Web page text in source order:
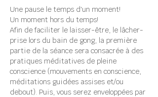
Une pause le temps d'un moment!
Un moment hors du temps!
Afin de faciliter le laisser-être, le lâcher-
prise lors du bain de gong, la première
partie de la séance sera consacrée à des
pratiques méditatives de pleine
conscience (mouvements en conscience,
méditations guidées assises et/ou
debout). Puis, vous serez enveloppées par